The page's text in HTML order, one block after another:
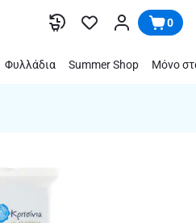
0
Φυλλάδια Summer Shop Μόνο